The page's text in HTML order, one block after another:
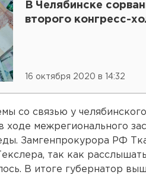
В Челябинске
второго конгресс-
16 октября 2020 в 14:32
со связью у
межрегионального
Замгенпрокурора РФ
так как
В итоге губернатор